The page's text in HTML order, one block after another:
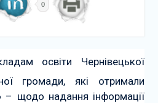
0
освіти Чернівецької
громади, які отримали
– щодо надання інформації